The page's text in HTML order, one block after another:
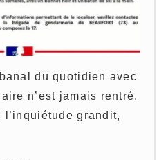
du quotidien avec
n’est jamais rentré.
l’inquiétude grandit,